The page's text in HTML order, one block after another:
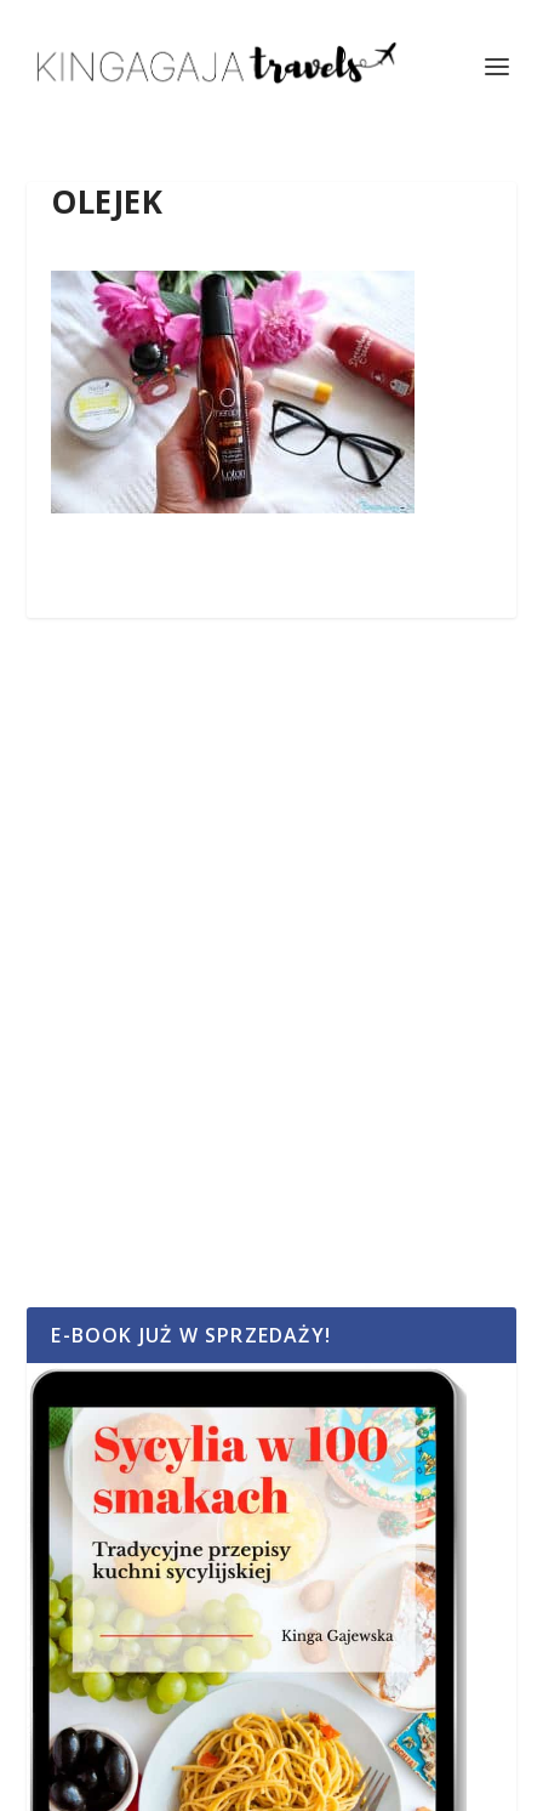
OLEJEK
E-BOOK JUŻ W SPRZEDAŻY!